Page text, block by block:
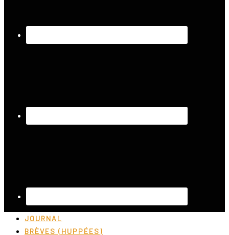
JOURNAL
BRÈVES (HUPPÉES)